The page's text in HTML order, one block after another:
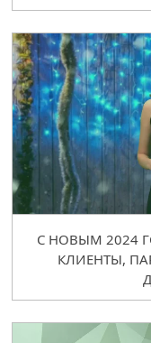
С НОВЫМ 2024
КЛИЕНТЫ,